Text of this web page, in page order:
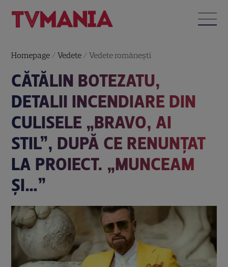
Homepage /Vedete /Vedete româneşti
CĂTĂLIN BOTEZATU,
DETALII INCENDIARE DIN
CULISELE „BRAVO, AI
STIL”, DUPĂ CE RENUNȚAT
LA PROIECT. „MUNCEAM
ȘI…”